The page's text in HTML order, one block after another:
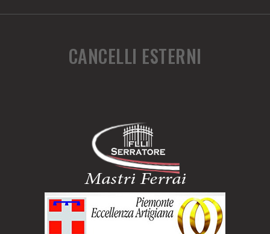
CANCELLI ESTERNI